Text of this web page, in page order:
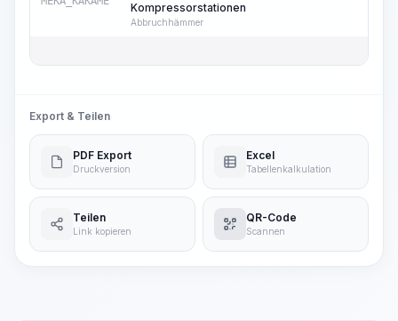
Kompressorstationen
Abbruchhämmer
Export & Teilen
PDF Export
Druckversion
Excel
Tabellenkalkulation
Teilen
Link kopieren
QR-Code
Scannen